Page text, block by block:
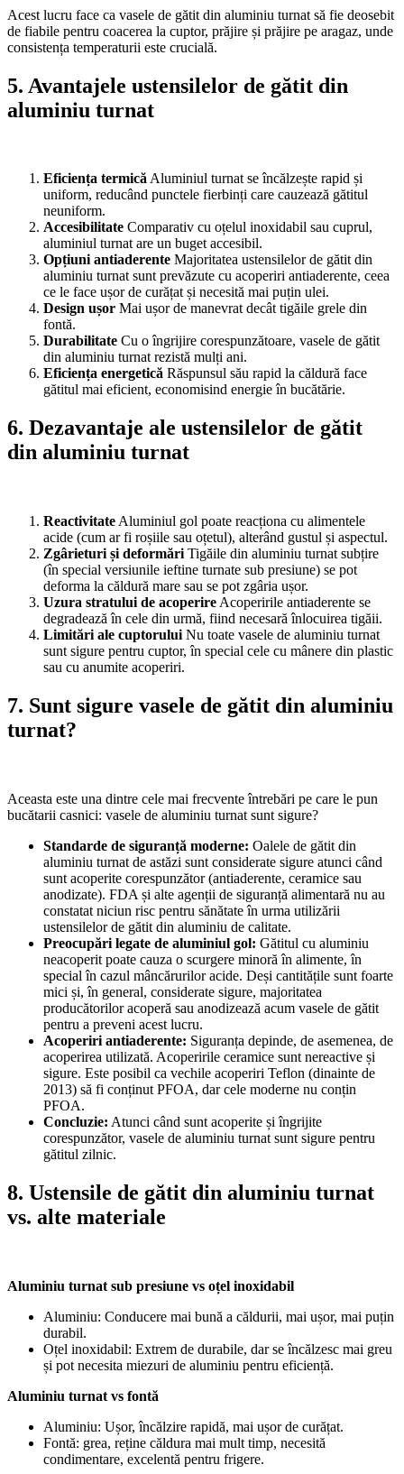
Acest lucru face ca vasele de gătit din aluminiu turnat să fie deosebit
de fiabile pentru coacerea la cuptor, prăjire și prăjire pe aragaz, unde
consistența temperaturii este crucială.
5. Avantajele ustensilelor de gătit din
aluminiu turnat
Eficiența termicăAluminiul turnat se încălzește rapid și
uniform, reducând punctele fierbinți care cauzează gătitul
neuniform.
Accesibilitate Comparativ cu oțelul inoxidabil sau cuprul,
aluminiul turnat are un buget accesibil.
Opțiuni antiaderente Majoritatea ustensilelor de gătit din
aluminiu turnat sunt prevăzute cu acoperiri antiaderente, ceea
ce le face ușor de curățat și necesită mai puțin ulei.
Design ușor Mai ușor de manevrat decât tigăile grele din
fontă.
Durabilitate Cu o îngrijire corespunzătoare, vasele de gătit
din aluminiu turnat rezistă mulți ani.
Eficiența energetică Răspunsul său rapid la căldură face
gătitul mai eficient, economisind energie în bucătărie.
6. Dezavantaje ale ustensilelor de gătit
din aluminiu turnat
Reactivitate Aluminiul gol poate reacționa cu alimentele
acide (cum ar fi roșiile sau oțetul), alterând gustul și aspectul.
Zgârieturi și deformări Tigăile din aluminiu turnat subțire
(în special versiunile ieftine turnate sub presiune) se pot
deforma la căldură mare sau se pot zgâria ușor.
Uzura stratului de acoperire Acoperirile antiaderente se
degradează în cele din urmă, fiind necesară înlocuirea tigăii.
Limitări ale cuptorului Nu toate vasele de aluminiu turnat
sunt sigure pentru cuptor, în special cele cu mânere din plastic
sau cu anumite acoperiri.
7. Sunt sigure vasele de gătit din aluminiu
turnat?
Aceasta este una dintre cele mai frecvente întrebări pe care le pun
bucătarii casnici: vasele de aluminiu turnat sunt sigure?
Standarde de siguranță moderne: Oalele de gătit din
aluminiu turnat de astăzi sunt considerate sigure atunci când
sunt acoperite corespunzător (antiaderente, ceramice sau
anodizate). FDA și alte agenții de siguranță alimentară nu au
constatat niciun risc pentru sănătate în urma utilizării
ustensilelor de gătit din aluminiu de calitate.
Preocupări legate de aluminiul gol: Gătitul cu aluminiu
neacoperit poate cauza o scurgere minoră în alimente, în
special în cazul mâncărurilor acide. Deși cantitățile sunt foarte
mici și, în general, considerate sigure, majoritatea
producătorilor acoperă sau anodizează acum vasele de gătit
pentru a preveni acest lucru.
Acoperiri antiaderente: Siguranța depinde, de asemenea, de
acoperirea utilizată. Acoperirile ceramice sunt nereactive și
sigure. Este posibil ca vechile acoperiri Teflon (dinainte de
2013) să fi conținut PFOA, dar cele moderne nu conțin
PFOA.
Concluzie: Atunci când sunt acoperite și îngrijite
corespunzător, vasele de aluminiu turnat sunt sigure pentru
gătitul zilnic.
8. Ustensile de gătit din aluminiu turnat
vs. alte materiale
Aluminiu turnat sub presiune vs oțel inoxidabil
Aluminiu: Conducere mai bună a căldurii, mai ușor, mai puțin
durabil.
Oțel inoxidabil: Extrem de durabile, dar se încălzesc mai greu
și pot necesita miezuri de aluminiu pentru eficiență.
Aluminiu turnat vs fontă
Aluminiu: Ușor, încălzire rapidă, mai ușor de curățat.
Fontă: grea, reține căldura mai mult timp, necesită
condimentare, excelentă pentru frigere.